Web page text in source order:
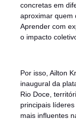
concretas em
aproximar quem
Aprender com
o impacto
Por isso, Ailton
inaugural da
Rio Doce,
principais
mais influentes